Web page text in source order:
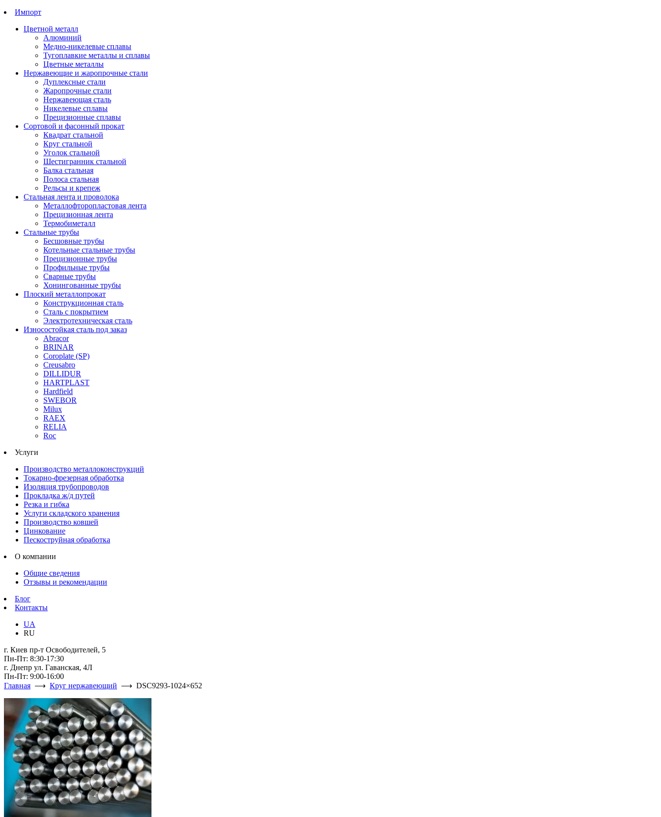
Импорт
Цветной металл
Алюминий
Медно-никелевые сплавы
Тугоплавкие металлы и сплавы
Цветные металлы
Нержавеющие и жаропрочные стали
Дуплексные стали
Жаропрочные стали
Нержавеющая сталь
Никелевые сплавы
Прецизионные сплавы
Сортовой и фасонный прокат
Квадрат стальной
Круг стальной
Уголок стальной
Шестигранник стальной
Балка стальная
Полоса стальная
Рельсы и крепеж
Стальная лента и проволока
Металлофторопластовая лента
Прецизионная лента
Термобиметалл
Стальные трубы
Бесшовные трубы
Котельные стальные трубы
Прецизионные трубы
Профильные трубы
Сварные трубы
Хонингованные трубы
Плоский металлопрокат
Конструкционная сталь
Сталь с покрытием
Электротехническая сталь
Износостойкая сталь под заказ
Abracor
BRINAR
Coroplate (SP)
Creusabro
DILLIDUR
HARTPLAST
Hardfield
SWEBOR
Milux
RAEX
RELIA
Roc
Услуги
Производство металлоконструкций
Токарно-фрезерная обработка
Изоляция трубопроводов
Прокладка ж/д путей
Резка и гибка
Услуги складского хранения
Производство ковшей
Цинкование
Пескоструйная обработка
О компании
Общие сведения
Отзывы и рекомендации
Блог
Контакты
UA
RU
г. Киев пр-т Освободителей, 5
Пн-Пт: 8:30-17:30
г. Днепр ул. Гаванская, 4Л
Пн-Пт: 9:00-16:00
Главная ⟶ Круг нержавеющий ⟶ DSC9293-1024×652